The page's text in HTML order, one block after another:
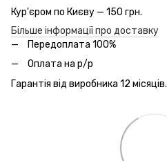
Кур'єром по Києву — 150 грн.
Більше інформації про доставку
Передоплата 100%
Оплата на р/р
Гарантія від виробника 12 місяців.